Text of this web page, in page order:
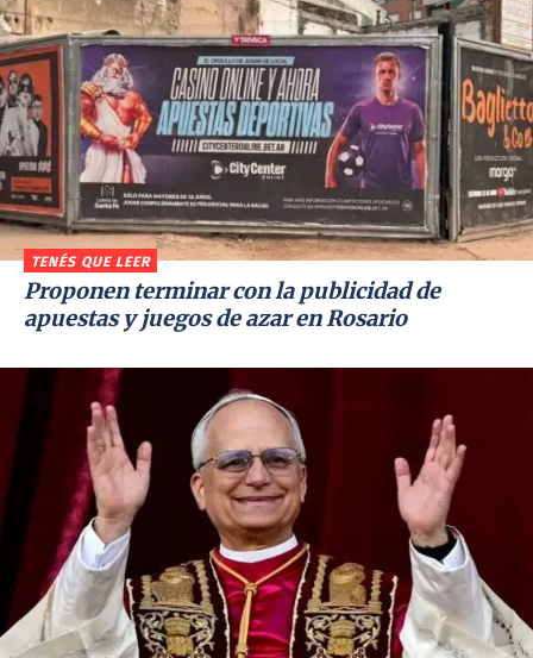
TENÉS QUE LEER
Proponen terminar con la publicidad de
apuestas y juegos de azar en Rosario